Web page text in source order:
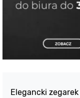
Elegancki